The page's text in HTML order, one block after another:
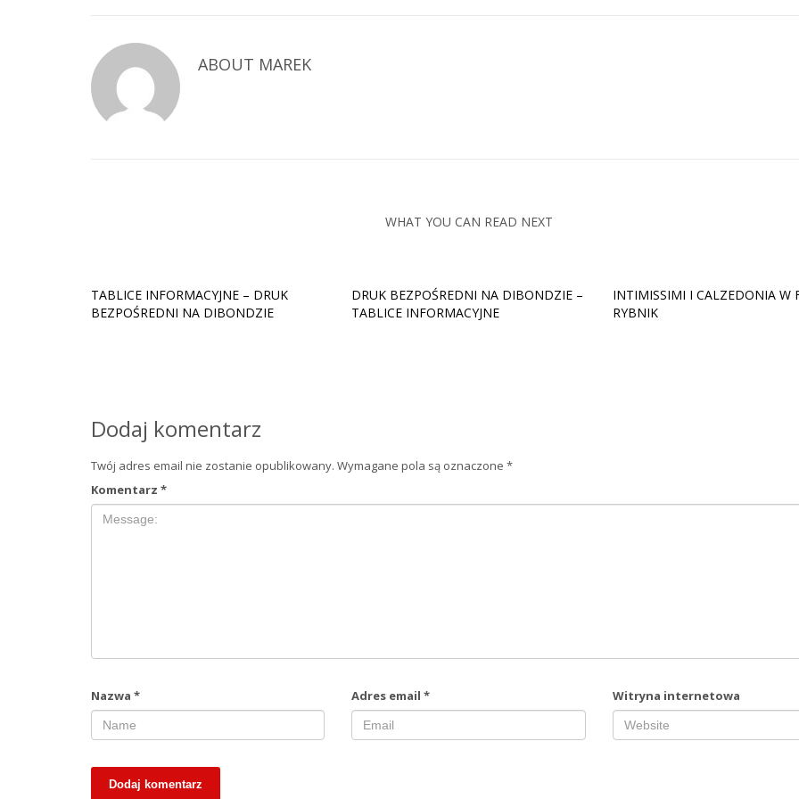
ABOUT MAREK
WHAT YOU CAN READ NEXT
TABLICE INFORMACYJNE – DRUK
BEZPOŚREDNI NA DIBONDZIE
DRUK BEZPOŚREDNI NA DIBONDZIE –
TABLICE INFORMACYJNE
INTIMISSIMI I CALZEDONIA W
RYBNIK
Dodaj komentarz
Twój adres email nie zostanie opublikowany. Wymagane pola są oznaczone *
Komentarz *
Nazwa * Adres email* Witryna internetowa